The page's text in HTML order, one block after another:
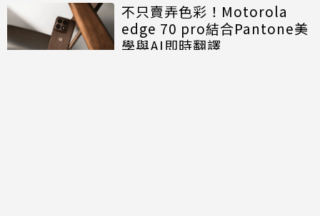
不只賣弄色彩！Motorola
edge 70 pro結合Pantone美
學與AI即時翻譯